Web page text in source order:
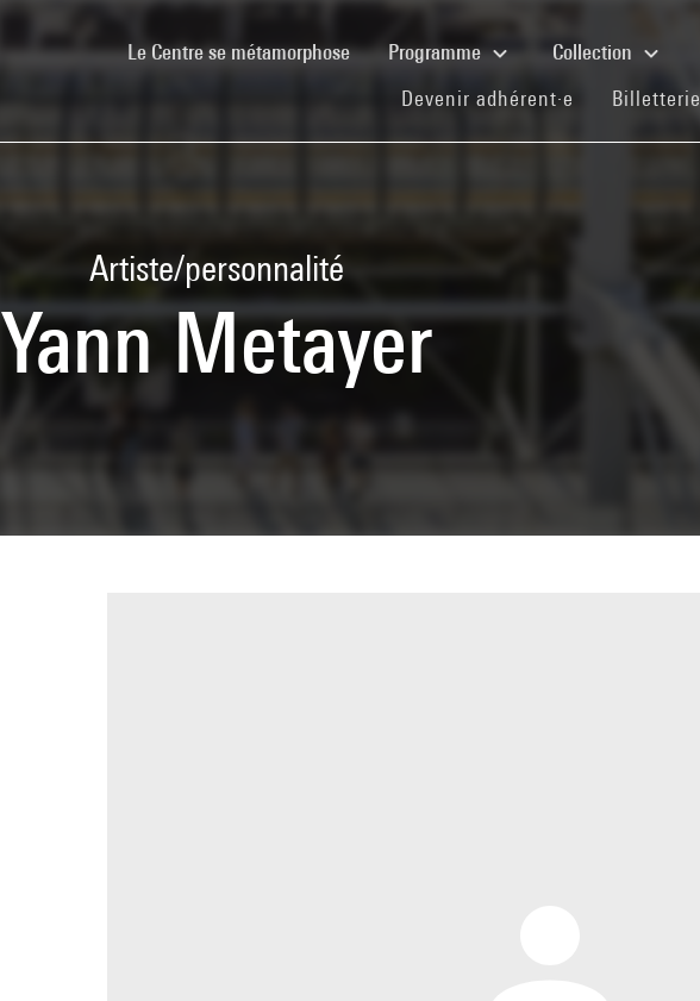
Le Centre se métamorphose(current)Programme Collection
Devenir adhérent·e (current)
Billetterie
Artiste/personnalité
Yann Metayer